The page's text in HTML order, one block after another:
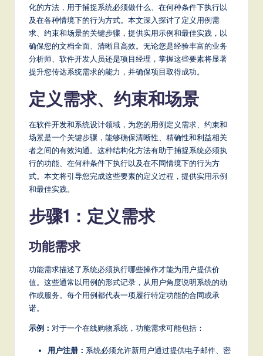
p
fi
C
hi
L
化的方法，用于捕捉系统必须做什么、在何种条件下执行以
及在各种情境下的行为方式。本文深入探讨了定义用例需
求、约束和场景的关键步骤，提供实用示例和最佳实践，以
确保您的文档全面、清晰且高效。无论您是经验丰富的业务
分析师、软件开发人员还是项目经理，掌握这些要素将显著
提升您传达系统需求的能力，并确保项目取得成功。
定义需求、约束和场景
在软件开发和系统设计领域，为您的用例定义需求、约束和
场景是一个关键步骤，能够确保清晰性、精确性和利益相关
者之间的有效沟通。这种结构化方法有助于捕捉系统必须执
行的功能、在何种条件下执行以及在不同情境下的行为方
式。本文将引导您完成这些要素的定义过程，提供实用示例
和最佳实践。
步骤1：定义需求
功能需求
功能需求描述了系统必须执行哪些操作才能为用户提供价
值。这些通常以用例的形式记录，从用户角度说明系统的动
作或服务。每个用例都代表一项履行特定功能的合同或承
诺。
示例： 对于一个在线购物系统，功能需求可能包括：
用户注册： 系统必须允许新用户通过提供电子邮件、密